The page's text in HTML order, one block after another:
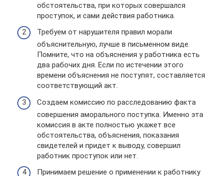
обстоятельства, при которых совершался
проступок, и сами действия работника.
Требуем от нарушителя правил морали
объяснительную, лучше в письменном виде.
Помните, что на объяснения у работника есть
два рабочих дня. Если по истечении этого
времени объяснения не поступят, составляется
соответствующий акт.
Создаем комиссию по расследованию факта
совершения аморального поступка. Именно эта
комиссия в акте полностью укажет все
обстоятельства, объяснения, показания
свидетелей и придет к выводу, совершил
работник проступок или нет.
Принимаем решение о применении к работнику